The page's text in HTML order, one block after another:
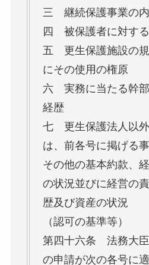
三 継続保護事業の
四 被保護者に対す
五 更生保護施設の
にその使用の権原
六 実務に当たる幹
経歴
七 更生保護法人以
は、前各号に掲げる
その他の基本約款、
の状況並びに経営の
歴及び資産の状況
（認可の基準等）
第四十六条 法務大
の申請が次の各号に